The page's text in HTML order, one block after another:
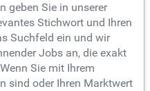
geben Sie in unserer
Stichwort und Ihren
Suchfeld ein und wir
Jobs an, die exakt
Sie mit Ihrem
sind oder Ihren Marktwert